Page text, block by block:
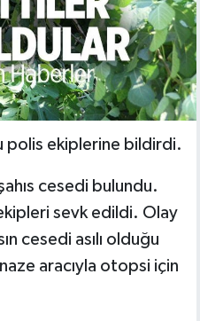
polis ekiplerine bildirdi.
cesedi bulundu.
sevk edildi. Olay
cesedi asılı olduğu
aracıyla otopsi için